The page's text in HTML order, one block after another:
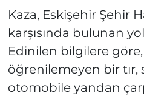
Kaza, Eskişehir Şehir
karşısında bulunan
Edinilen bilgilere
öğrenilemeyen bir
otomobile yandan